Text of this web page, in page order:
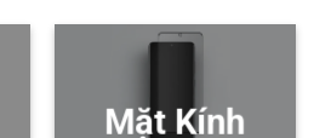
Mặt Kính